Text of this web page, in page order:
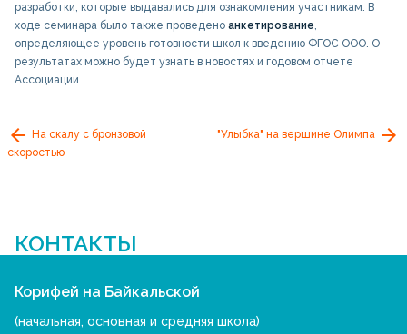
разработки, которые выдавались для ознакомления участникам. В
ходе семинара было также проведено анкетирование,
определяющее уровень готовности школ к введению ФГОС ООО. О
результатах можно будет узнать в новостях и годовом отчете
Ассоциации.
На скалу с бронзовой
скоростью
"Улыбка" на вершине Олимпа
КОНТАКТЫ
Корифей на Байкальской
(начальная, основная и средняя школа)